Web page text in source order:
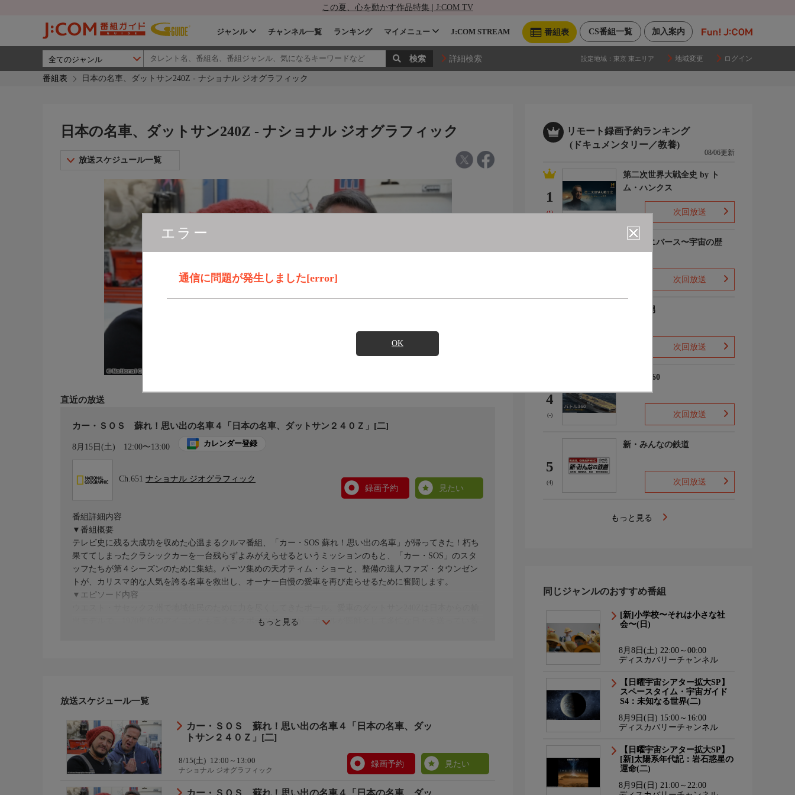
この夏、心を動かす作品特集 | J:COM TV
加入案内
CS番組一覧
番組表
ジャンル チャンネル一覧 ランキング マイメニュー J:COM STREAM
詳細検索 設定地域： 東京 東エリア 地域変更 ログイン
番組表 日本の名車、ダットサン240Z - ナショナル ジオグラフィック
エラー
通信に問題が発生しました[error]
OK
日本の名車、ダットサン240Z - ナショナル ジオグラフィック
放送スケジュール一覧
直近の放送
カー・ＳＯＳ 蘇れ！思い出の名車４「日本の名車、ダットサン２４０Ｚ」[二]
8月15日(土) 12:00〜13:00 カレンダー登録
Ch.651 ナショナル ジオグラフィック
録画予約
見たい
もっと見る
番組詳細内容
▼番組概要
テレビ史に残る大成功を収めた心温まるクルマ番組、「カー・SOS 蘇れ！思い出の名車」が帰ってきた！朽ち
果ててしまったクラシックカーを一台残らずよみがえらせるというミッションのもと、「カー・SOS」のスタ
ッフたちが第４シーズンのために集結。パーツ集めの天才ティム・ショーと、整備の達人ファズ・タウンゼン
トが、カリスマ的な人気を誇る名車を救出し、オーナー自慢の愛車を再び走らせるために奮闘します。
▼エピソード内容
出モデルで、1970年代のアイコンとも言えるスポーツカーだが、ポールが医師として多忙な日々を送っている
放送スケジュール一覧
カー・ＳＯＳ 蘇れ！思い出の名車４「日本の名車、ダッ
トサン２４０Ｚ」[二]
8/15(土) 12:00～13:00
ナショナル ジオグラフィック
録画予約 見たい
カー・ＳＯＳ 蘇れ！思い出の名車４「日本の名車、ダッ
リモート録画予約ランキング
(ドキュメンタリー／教養)
08/06更新
1
(1)
第二次世界大戦全史 by ト
ム・ハンクス
次回放送
ザ・ユニバース〜宇宙の歴
次回放送
ザ・森男
次回放送
4
(-)
バトル360
次回放送
5
(4)
新・みんなの鉄道
次回放送
もっと見る
同じジャンルのおすすめ番組
[新]小学校〜それは小さな社
会〜(日)
8月8日(土) 22:00～00:00
ディスカバリーチャンネル
【日曜宇宙シアター拡大SP】
スペースタイム・宇宙ガイド
S4：未知なる世界(二)
8月9日(日) 15:00～16:00
ディスカバリーチャンネル
【日曜宇宙シアター拡大SP】
[新]太陽系年代記：岩石惑星の
運命(二)
8月9日(日) 21:00～22:00